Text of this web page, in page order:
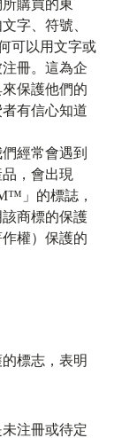
購買的東
字、符號、
可以用文字或
冊。這為企
保護他們的
有信心知道
經常會遇到
，會出現
」的標誌，
商標的保護
權）保護的
標志，表明
注冊或待定